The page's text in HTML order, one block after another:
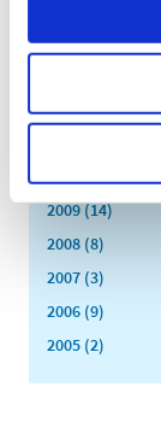
2014 (44)
2012 (44)
2010 (7)
2009 (14)
2008 (8)
2007 (3)
2006 (9)
2005 (2)